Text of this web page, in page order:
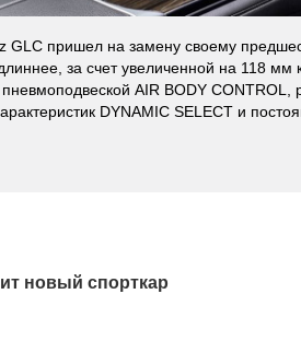
GLC пришел на замену своему
за счет увеличенной на 118 мм
AIR BODY CONTROL,
DYNAMIC SELECT и
новый спорткар